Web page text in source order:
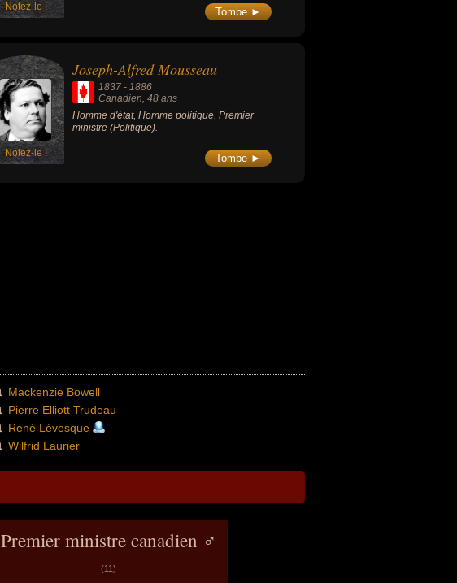
Notez-le ! Tombe ►
Notez-le !
Joseph-Alfred Mousseau
1837 - 1886
Canadien , 48 ans
Homme d'état, Homme politique, Premier
ministre (Politique).
Tombe ►
Mackenzie Bowell
Pierre Elliott Trudeau
René Lévesque
Wilfrid Laurier
Premier ministre canadien ♂
(11)